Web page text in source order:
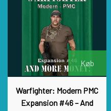
Køb
Warfighter: Modern PMC
Expansion #46 – And